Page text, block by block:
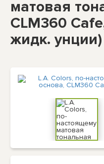
матовая
CLM360
жидк. унции)